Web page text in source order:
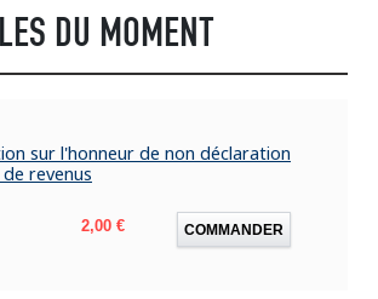
DU MOMENT
sur l'honneur de non déclaration
revenus
Prix
2,00 € COMMANDER